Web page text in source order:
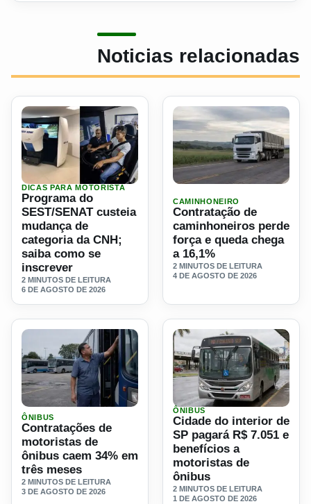
Noticias relacionadas
Ler materia: Programa do SEST/SENAT custeia
DICAS PARA MOTORISTA
Programa do
SEST/SENAT custeia
mudança de
categoria da CNH;
saiba como se
inscrever
2 MINUTOS DE LEITURA
6 DE AGOSTO DE 2026
CAMINHONEIRO
Contratação de
caminhoneiros perde
força e queda chega
a 16,1%
2 MINUTOS DE LEITURA
4 DE AGOSTO DE 2026
Ler materia: Contratações de motoristas de ônibus caem
ÔNIBUS
Contratações de
motoristas de
ônibus caem 34% em
três meses
2 MINUTOS DE LEITURA
3 DE AGOSTO DE 2026
Ler materia: Cidade do
ÔNIBUS
Cidade do interior de
SP pagará R$ 7.051 e
benefícios a
motoristas de
ônibus
2 MINUTOS DE LEITURA
1 DE AGOSTO DE 2026